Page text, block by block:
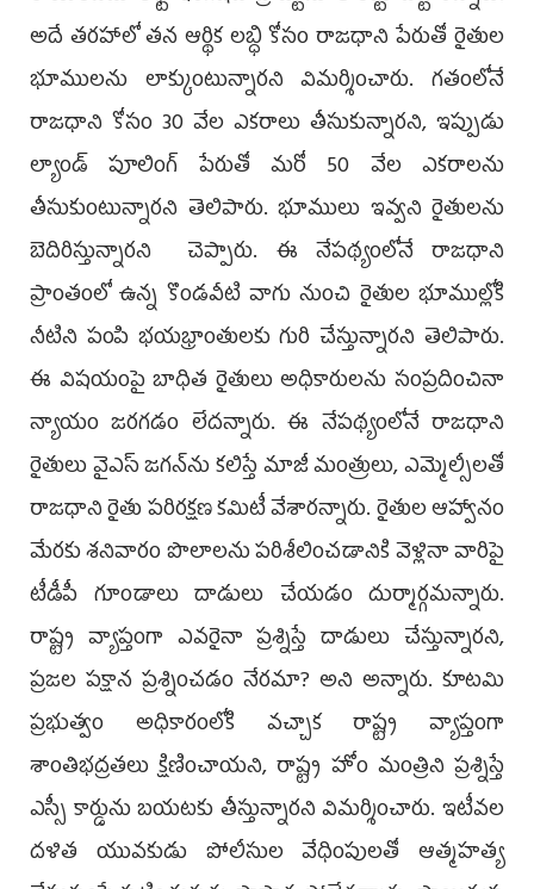
అదే తరహాలో తన ఆర్థిక లబ్ధి కోసం రాజధాని పేరుతో రైతుల
భూములను లాక్కుంటున్నారని విమర్శించారు. గతంలోనే
రాజధాని కోసం 30 వేల ఎకరాలు తీసుకున్నారని, ఇప్పుడు
ల్యాండ్‌ పూలింగ్‌ పేరుతో మరో 50 వేల ఎకరాలను
తీసుకుంటున్నారని తెలిపారు. భూములు ఇవ్వని రైతులను
బెదిరిస్తున్నారని చెప్పారు. ఈ నేపథ్యంలోనే రాజధాని
ప్రాంతంలో ఉన్న కొండవీటి వాగు నుంచి రైతుల భూముల్లోకి
నీటిని పంపి భయభ్రాంతులకు గురి చేస్తున్నారని తెలిపారు.
ఈ విషయంపై బాధిత రైతులు అధికారులను సంప్రదించినా
న్యాయం జరగడం లేదన్నారు. ఈ నేపథ్యంలోనే రాజధాని
రైతులు వైఎస్‌ జగన్‌ను కలిస్తే మాజీ మంత్రులు, ఎమ్మెల్సీలతో
రాజధాని రైతు పరిరక్షణ కమిటీ వేశారన్నారు. రైతుల ఆహ్వానం
మేరకు శనివారం పొలాలను పరిశీలించడానికి వెళ్లినా వారిపై
టీడీపీ గూండాలు దాడులు చేయడం దుర్మార్గమన్నారు.
రాష్ట్ర వ్యాప్తంగా ఎవరైనా ప్రశ్నిస్తే దాడులు చేస్తున్నారని,
ప్రజల పక్షాన ప్రశ్నించడం నేరమా? అని అన్నారు. కూటమి
ప్రభుత్వం అధికారంలోకి వచ్చాక రాష్ట్ర వ్యాప్తంగా
శాంతిభద్రతలు క్షిణించాయని, రాష్ట్ర హోం మంత్రిని ప్రశ్నిస్తే
ఎస్సీ కార్డును బయటకు తీస్తున్నారని విమర్శించారు. ఇటీవల
దళిత యువకుడు పోలీసుల వేధింపులతో ఆత్మహత్య